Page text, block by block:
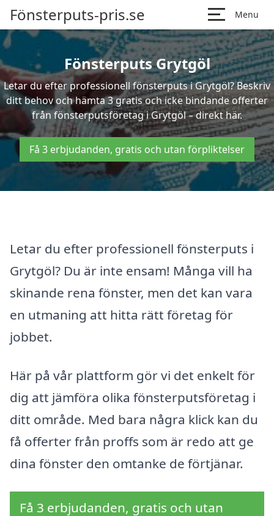
Fönsterputs-pris.se Menu
Fönsterputs Grytgöl
Letar du efter professionell fönsterputs i Grytgöl? Beskriv
ditt behov och hämta 3 gratis och icke bindande offerter
från fönsterputsföretag i Grytgöl – direkt här.
Få 3 erbjudanden, gratis och utan förpliktelser
Letar du efter professionell fönsterputs i
Grytgöl? Du är inte ensam! Många vill ha
skinande rena fönster, men det kan vara
en utmaning att hitta rätt företag för
jobbet.
Här på vår plattform gör vi det enkelt för
dig att jämföra olika fönsterputsföretag i
ditt område. Med bara några klick kan du
få offerter från proffs som är redo att ge
dina fönster den omtanke de förtjänar.
Få 3 erbjudanden, gratis och utan